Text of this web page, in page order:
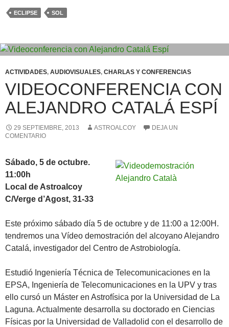
ECLIPSE SOL
ACTIVIDADES, AUDIOVISUALES, CHARLAS Y CONFERENCIAS
VIDEOCONFERENCIA CON
ALEJANDRO CATALÁ ESPÍ
29 SEPTIEMBRE, 2013 ASTROALCOY
DEJA UN
COMENTARIO
Sábado, 5 de octubre.
11:00h
Local de Astroalcoy
C/Verge d’Agost, 31-33
Este próximo sábado día 5 de octubre y de 11:00 a 12:00H.
tendremos una Vídeo demostración del alcoyano Alejandro
Catalá, investigador del Centro de Astrobiología.
Estudió Ingeniería Técnica de Telecomunicaciones en la
EPSA, Ingeniería de Telecomunicaciones en la UPV y tras
ello cursó un Máster en Astrofísica por la Universidad de La
Laguna. Actualmente desarrolla su doctorado en Ciencias
Físicas por la Universidad de Valladolid con el desarrollo de